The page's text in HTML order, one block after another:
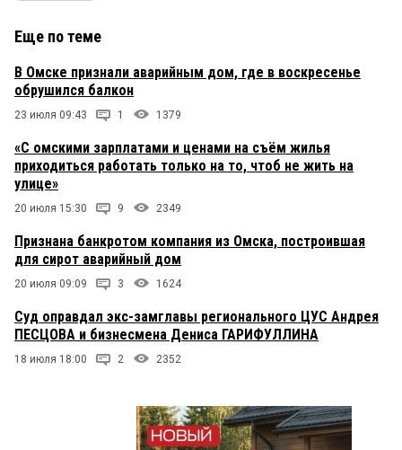
Еще по теме
В Омске признали аварийным дом, где в воскресенье
обрушился балкон
23 июля 09:43 1 1379
«С омскими зарплатами и ценами на съём жилья
приходиться работать только на то, чтоб не жить на
улице»
20 июля 15:30 9 2349
Признана банкротом компания из Омска, построившая
для сирот аварийный дом
20 июля 09:09 3 1624
Суд оправдал экс-замглавы регионального ЦУС Андрея
ПЕСЦОВА и бизнесмена Дениса ГАРИФУЛЛИНА
18 июля 18:00 2 2352